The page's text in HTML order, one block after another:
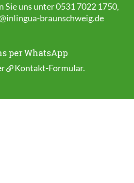
Sie uns unter 0531 7022 1750,
braunschweig.de
per WhatsApp
Kontakt-Formular.